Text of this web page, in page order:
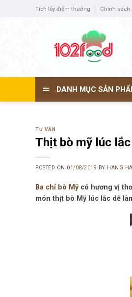
Tích lũy điểm thưởng Chính sách
DANH MỤC SẢN
TƯ VẤN
Thịt bò mỹ lúc
POSTED ON 01/08/2019 BY HANG
Ba chỉ bò Mỹ có hương vị
món thịt bò Mỹ lúc lắc dễ